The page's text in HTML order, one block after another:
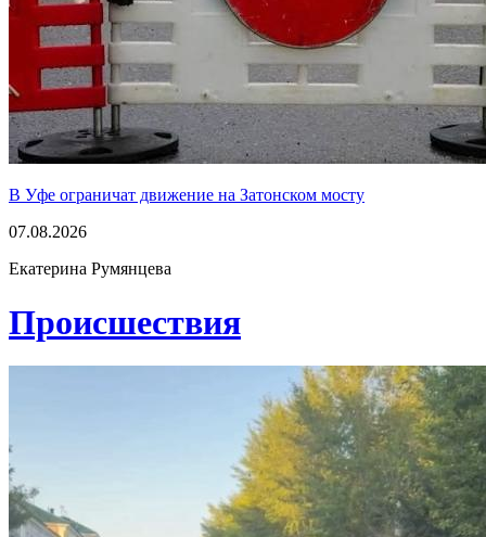
В Уфе ограничат движение на Затонском мосту
07.08.2026
Екатерина Румянцева
Проиcшествия